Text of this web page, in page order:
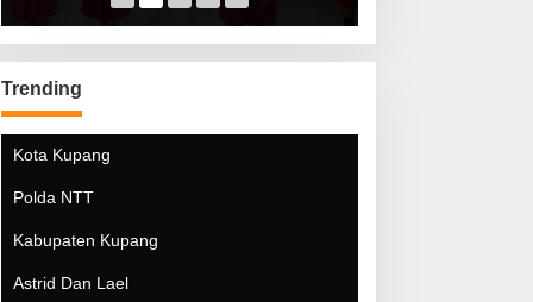
Trending
Kota Kupang
Polda NTT
Kabupaten Kupang
Astrid Dan Lael